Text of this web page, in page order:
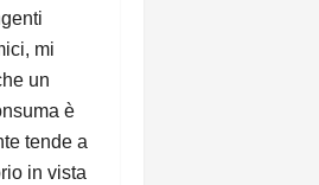
mi
un
è
tende a
in vista